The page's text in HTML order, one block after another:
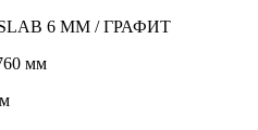
6 MM / ГРАФИТ
мм